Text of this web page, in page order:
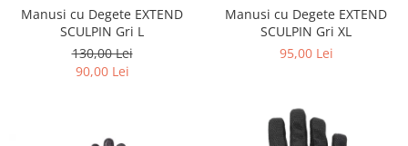
Manusi cu Degete EXTEND
SCULPIN Gri L
130,00 Lei
90,00 Lei
Manusi cu Degete EXTEND
SCULPIN Gri XL
95,00 Lei